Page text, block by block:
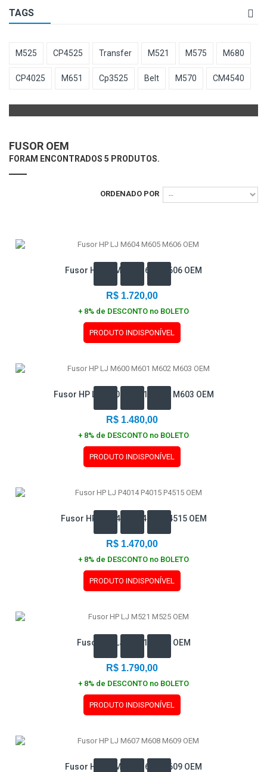
TAGS
M525 CP4525 Transfer M521 M575 M680
CP4025 M651 Cp3525 Belt M570 CM4540
FUSOR OEM
FORAM ENCONTRADOS 5 PRODUTOS.
ORDENADO POR
Fusor HP LJ M604 M605 M606 OEM
R$ 1.720,00
+ 8% de DESCONTO no BOLETO
PRODUTO INDISPONÍVEL
Fusor HP LJ M600 M601 M602 M603 OEM
R$ 1.480,00
+ 8% de DESCONTO no BOLETO
PRODUTO INDISPONÍVEL
Fusor HP LJ P4014 P4015 P4515 OEM
R$ 1.470,00
+ 8% de DESCONTO no BOLETO
PRODUTO INDISPONÍVEL
Fusor HP LJ M521 M525 OEM
R$ 1.790,00
+ 8% de DESCONTO no BOLETO
PRODUTO INDISPONÍVEL
Fusor HP LJ M607 M608 M609 OEM